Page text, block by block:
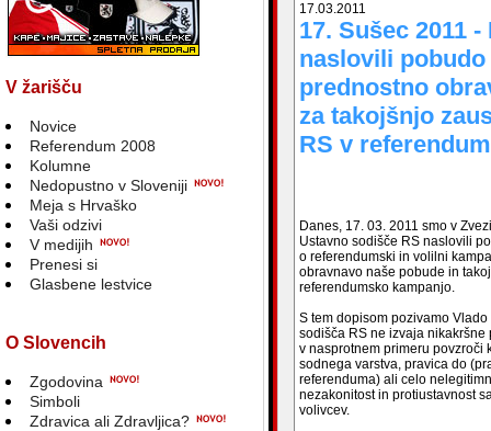
V žarišču
Novice
Referendum 2008
Kolumne
Nedopustno v Sloveniji
Meja s Hrvaško
Vaši odzivi
V medijih
Prenesi si
Glasbene lestvice
O Slovencih
Zgodovina
Simboli
Zdravica ali Zdravljica?
17.03.2011
17. Sušec 2011
naslovili
prednostno
za takojšnjo
RS v
Danes, 17. 03. 2011 smo v
Ustavno sodišče RS naslovili
o referendumski in volilni
obravnavo naše pobude in
referendumsko kampanjo.
S tem dopisom pozivamo
sodišča RS ne izvaja
v nasprotnem primeru povzroči
sodnega varstva, pravica do
referenduma) ali celo
nezakonitost in protiustavnost
volivcev.